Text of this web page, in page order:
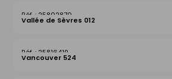
25802870
Vallée de Sèvres 012
25816419
Vancouver 524